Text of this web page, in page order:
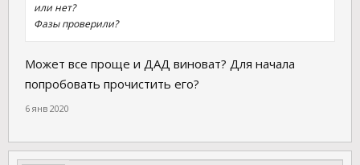
или нет?
Фазы проверили?
Может все проще и ДАД виноват? Для начала
попробовать прочистить его?
6 янв 2020